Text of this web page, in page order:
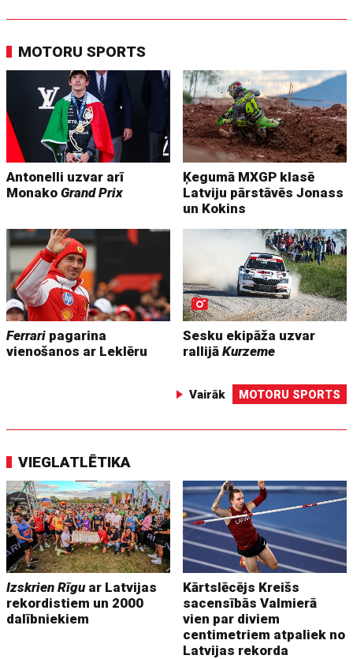
MOTORU SPORTS
Antonelli uzvar arī
MonakoGrand Prix
Ķegumā MXGP klasē
Latviju pārstāvēs Jonass
un Kokins
Ferrari pagarina
vienošanos ar Leklēru
Sesku ekipāža uzvar
rallijāKurzeme
Vairāk MOTORU SPORTS
VIEGLATLĒTIKA
Izskrien Rīguar Latvijas
rekordistiem un 2000
dalībniekiem
Kārtslēcējs Kreišs
sacensībās Valmierā
vien par diviem
centimetriem atpaliek no
Latvijas rekorda